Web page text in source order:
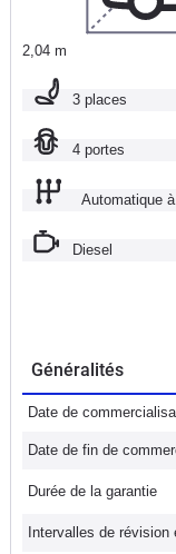
2,04 m
3 places
4 portes
Automatique
Diesel
Généralités
Date de
Date de fin de
Durée de la garantie
Intervalles de révision